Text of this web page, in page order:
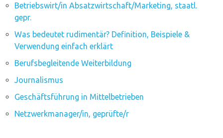
Betriebswirt/in Absatzwirtschaft/Marketing, staatl.
gepr.
Was bedeutet rudimentär? Definition, Beispiele &
Verwendung einfach erklärt
Berufsbegleitende Weiterbildung
Journalismus
Geschäftsführung in Mittelbetrieben
Netzwerkmanager/in, geprüfte/r